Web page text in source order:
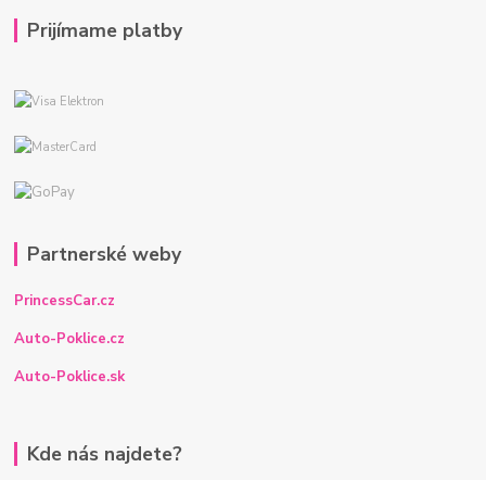
Prijímame platby
Partnerské weby
PrincessCar.cz
Auto-Poklice.cz
Auto-Poklice.sk
Kde nás najdete?